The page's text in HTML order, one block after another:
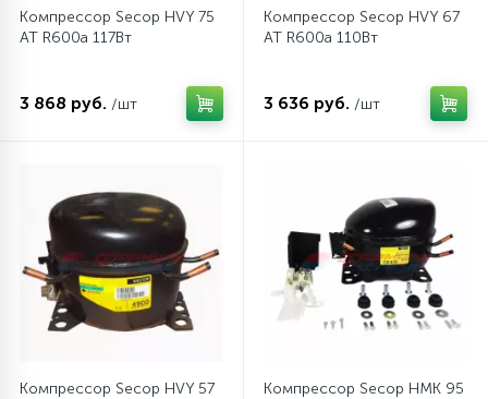
27
Щетки двигателя
Электронные модули
Компрессор Secop HVY 75
AT R600a 117Вт
3 868 руб. /шт
Компрессор Secop HVY 67
AT R600a 110Вт
3 636 руб. /шт
Компрессор Secop HVY 57
Компрессор Secop HMK 95